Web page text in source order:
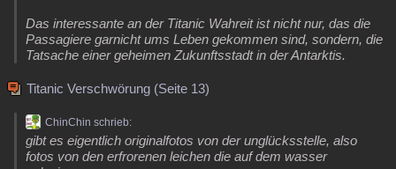
Das interessante an der Titanic Wahreit ist nicht nur, das die
Passagiere garnicht ums Leben gekommen sind, sondern, die
Tatsache einer geheimen Zukunftsstadt in der Antarktis.
Titanic Verschwörung (Seite 13)
ChinChin schrieb:
gibt es eigentlich originalfotos von der unglücksstelle, also
fotos von den erfrorenen leichen die auf dem wasser